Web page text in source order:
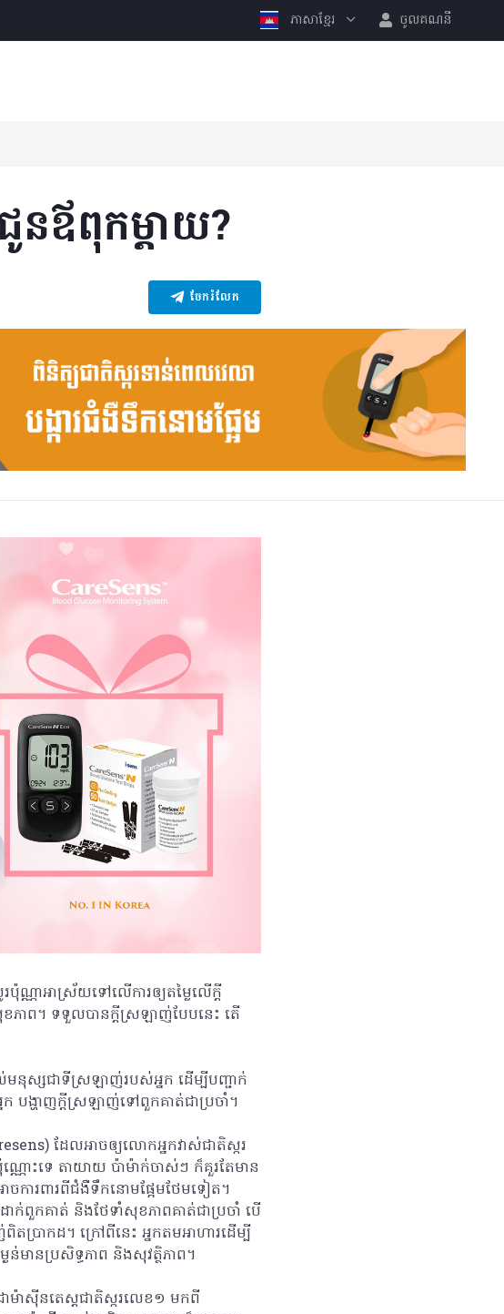
ភាសាខ្មែរ ចូលគណនី
ជូនឪពុកម្តាយ?
ចែករំលែក
ណ្ណាអាស្រ័យទៅលើការឲ្យតម្លៃលើក្តី
ភាព។ ទទួលបានក្តីស្រឡាញ់បែបនេះ តើ
នុស្សជាទីស្រឡាញ់របស់អ្នក ដើម្បីបញ្ជាក់
បង្ហាញក្តីស្រឡាញ់ទៅពួកគាត់ជាប្រចាំ។
ដែលអាចឲ្យលោកអ្នកវាស់ជាតិស្ករ
ណោះទេ តាយាយ ប៉ាម៉ាក់ចាស់ៗ ក៏គួរតែមាន
ចការពារពីជំងឺទឹកនោមផ្អែមថែមទៀត។
ក់ពួកគាត់ និងថែទាំសុខភាពគាត់ជាប្រចាំ បើ
ប្រាកដ។ ក្រៅពីនេះ អ្នកតមអាហារដើម្បី
ន់មានប្រសិទ្ធភាព និងសុវត្ថិភាព។
ម៉ាស៊ីនតេស្តជាតិស្ករលេខ១ មកពី